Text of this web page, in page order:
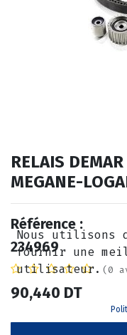
RELAIS
MEGANE-
Référence :
234969
(0
90,440 DT
Nous utilisons
fournir une
utilisateur.